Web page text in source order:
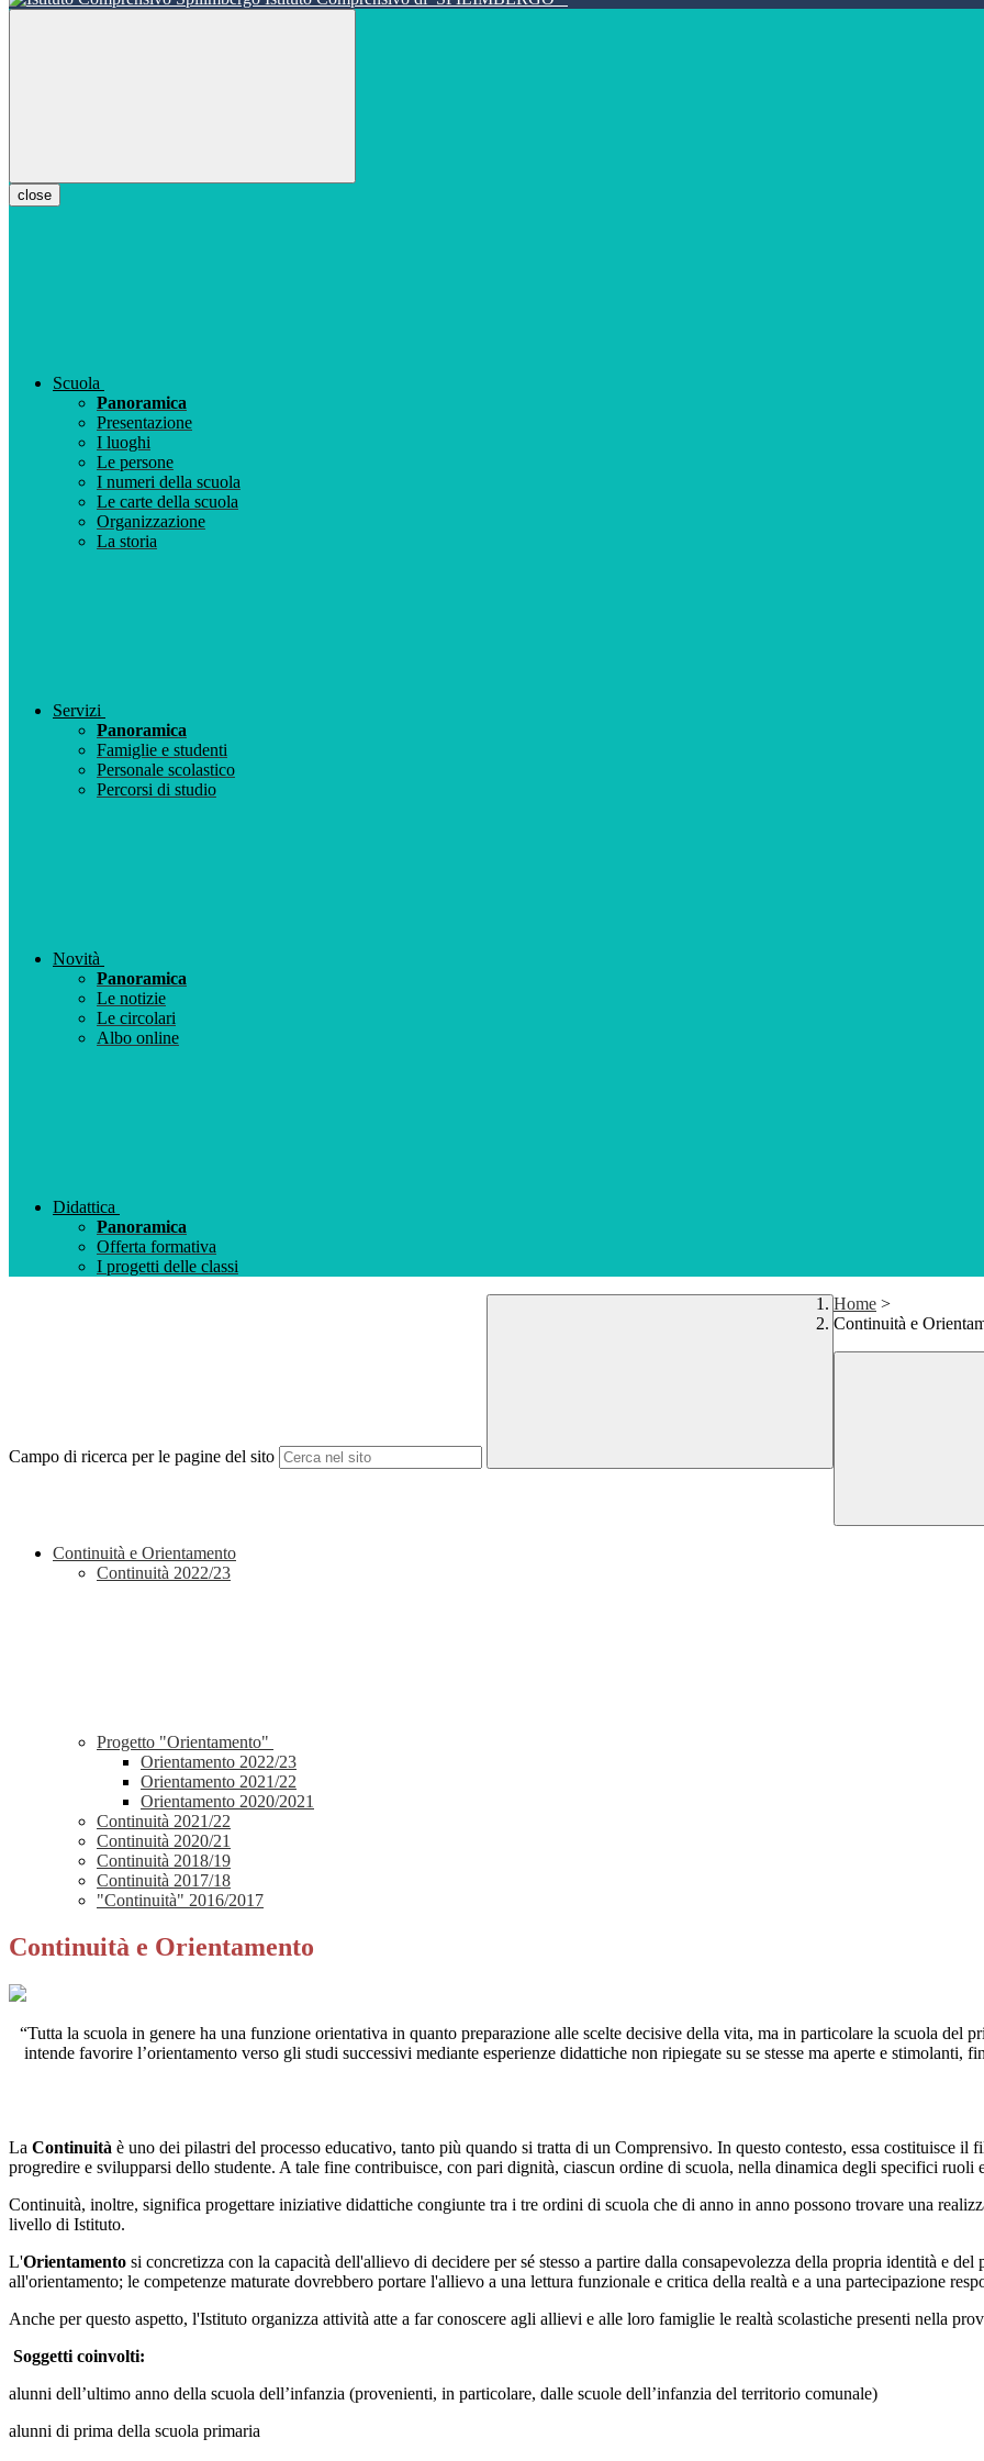
close
Scuola
Panoramica
Presentazione
I luoghi
Le persone
I numeri della scuola
Le carte della scuola
Organizzazione
La storia
Servizi
Panoramica
Famiglie e studenti
Personale scolastico
Percorsi di studio
Novità
Panoramica
Le notizie
Le circolari
Albo online
Didattica
Panoramica
Offerta formativa
I progetti delle classi
Campo di ricerca per le pagine del sito
Home >
Continuità e
Continuità e Orientamento
Continuità 2022/23
Progetto "Orientamento"
Orientamento 2022/23
Orientamento 2021/22
Orientamento 2020/2021
Continuità 2021/22
Continuità 2020/21
Continuità 2018/19
Continuità 2017/18
"Continuità" 2016/2017
Continuità e Orientamento
“Tutta la scuola in genere ha una funzione orientativa in quanto preparazione alle scelte decisive della vita, ma in particolare la scuola del
intende favorire l’orientamento verso gli studi successivi mediante esperienze didattiche non ripiegate su se stesse ma aperte e stimolanti,
La Continuità è uno dei pilastri del processo educativo, tanto più quando si tratta di un Comprensivo. In questo contesto, essa costituisce
progredire e svilupparsi dello studente. A tale fine contribuisce, con pari dignità, ciascun ordine di scuola, nella dinamica degli specifici ruoli
Continuità, inoltre, significa progettare iniziative didattiche congiunte tra i tre ordini di scuola che di anno in anno possono trovare una
livello di Istituto.
L'Orientamento si concretizza con la capacità dell'allievo di decidere per sé stesso a partire dalla consapevolezza della propria identità e
all'orientamento; le competenze maturate dovrebbero portare l'allievo a una lettura funzionale e critica della realtà e a una partecipazione
Anche per questo aspetto, l'Istituto organizza attività atte a far conoscere agli allievi e alle loro famiglie le realtà scolastiche presenti nella
Soggetti coinvolti:
alunni dell’ultimo anno della scuola dell’infanzia (provenienti, in particolare, dalle scuole dell’infanzia del territorio comunale)
alunni di prima della scuola primaria